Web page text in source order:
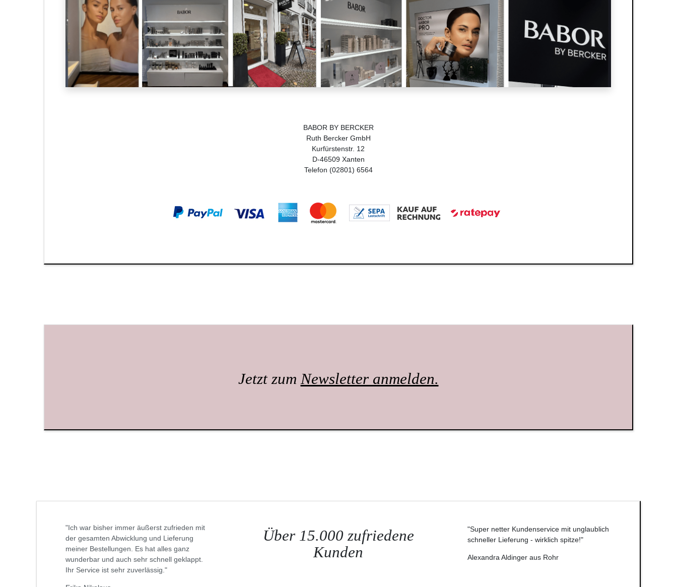
BABOR BY BERCKER
Ruth Bercker GmbH
Kurfürstenstr. 12
D-46509 Xanten
Telefon (02801) 6564
Jetzt zum Newsletter anmelden.
"Ich war bisher immer äußerst zufrieden mit
der gesamten Abwicklung und Lieferung
meiner Bestellungen. Es hat alles ganz
wunderbar und auch sehr schnell geklappt.
Ihr Service ist sehr zuverlässig."
Über 15.000 zufriedene
Kunden
"Super netter Kundenservice mit unglaublich
schneller Lieferung - wirklich spitze!"
Alexandra Aldinger aus Rohr